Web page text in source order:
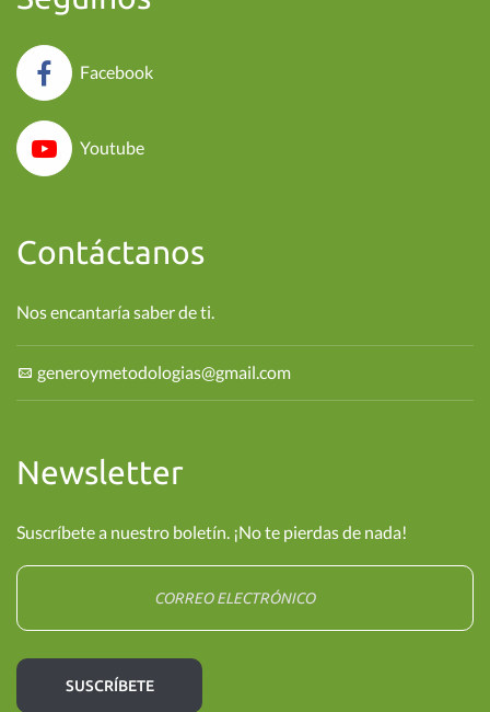
Facebook
Youtube
Contáctanos
Nos encantaría saber de ti.
generoymetodologias@gmail.com
Newsletter
Suscríbete a nuestro boletín. ¡No te pierdas de nada!